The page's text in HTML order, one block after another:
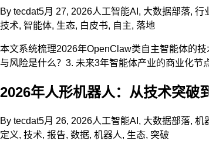
By tecdat5月 27, 2026人工智能AI , 大数据部落, 行
技术, 智能体, 生态, 白皮书, 自主, 落地
本文系统梳理2026年OpenClaw类自主智能体的
与风险是什么？3. 未来3年智能体产业的商业化节
2026年人形机器人：从技术突破
By tecdat5月 26, 2026人工智能AI , 大数据部落, 机
定义, 技术, 报告, 数据, 机器人, 生态, 突破